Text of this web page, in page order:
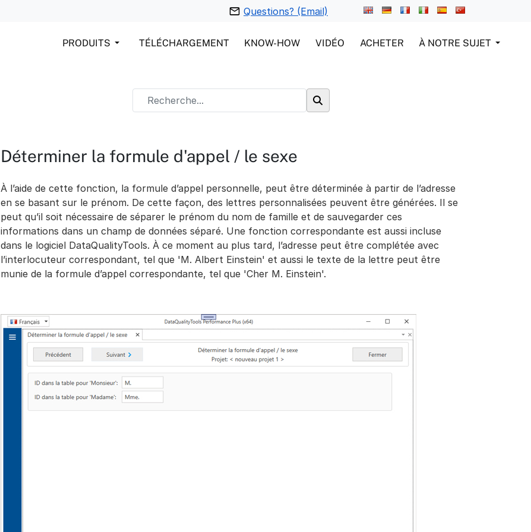
Questions? (Email)
PRODUITS TÉLÉCHARGEMENT KNOW-HOW VIDÉO ACHETER À NOTRE SUJET
Déterminer la formule d'appel / le sexe
À l’aide de cette fonction, la formule d’appel personnelle, peut être déterminée à partir de l’adresse
en se basant sur le prénom. De cette façon, des lettres personnalisées peuvent être générées. Il se
peut qu’il soit nécessaire de séparer le prénom du nom de famille et de sauvegarder ces
informations dans un champ de données séparé. Une fonction correspondante est aussi incluse
dans le logiciel DataQualityTools. À ce moment au plus tard, l’adresse peut être complétée avec
l’interlocuteur correspondant, tel que 'M. Albert Einstein' et aussi le texte de la lettre peut être
munie de la formule d’appel correspondante, tel que 'Cher M. Einstein'.